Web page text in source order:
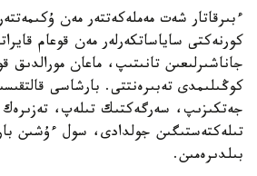
ءبىرقاتار شەت مەملەكەتتەر مەن
كورنەكتى ساياساتكەرلەر مەن قوعام
جاناشىرلىعىن تانىتىپ، ماعان مورالدىق
كوڭىلىمدى تەبىرەنتتى. بارشاسى
جەتكىزىپ، سەرگەكتىك تىلەپ،
تىلەكتەستىگىن جولدادى، سول ءۇشىن
بىلدىرەمىن.